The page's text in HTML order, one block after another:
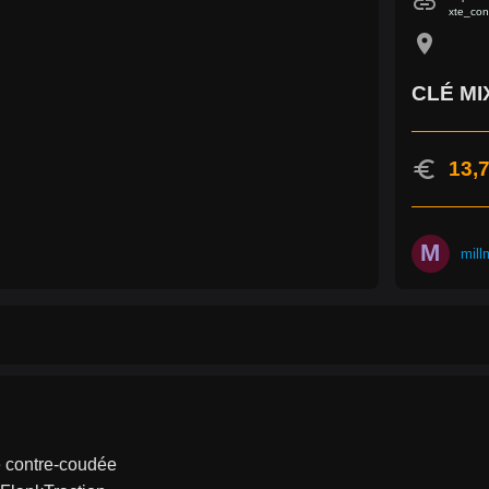
location_on
CLÉ
euro
M
contre-coudée